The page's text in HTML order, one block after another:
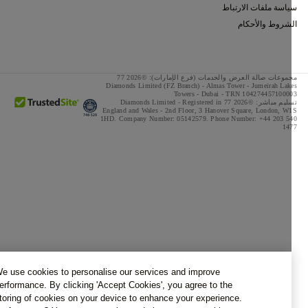
ملفات الارتباط
والأحكام
مجموعات صالة العرض والخدمات (فرع الإمارات): ©2026 77
Diamonds Limited (FZ Branch) - Almas Tower - Jumeirah
Towers - Dubai - TRN
تسليم مباشر: ©2026 77 Diamonds Limited - Registered in
England and Wales -2nd Floor, 3 Hanover Square, London,
1HD.Company Number:05142579.Phone Number:+44 203
We use cookies to personalise our services and improve
performance. By clicking 'Accept Cookies', you agree to the
storing of cookies on your device to enhance your experience.